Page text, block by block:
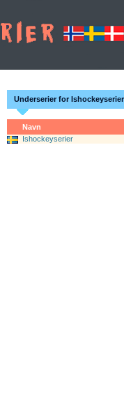
Underserier for Ishockeyserier
Navn
Ishockeyserier